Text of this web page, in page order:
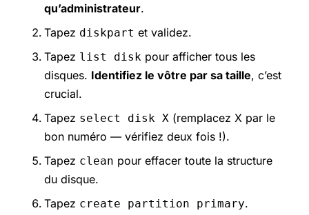
qu’administrateur.
Tapez diskpart et validez.
Tapez list disk pour afficher tous les
disques. Identifiez le vôtre par sa taille, c’est
crucial.
Tapez select disk X (remplacez X par le
bon numéro — vérifiez deux fois !).
Tapez clean pour effacer toute la structure
du disque.
Tapez create partition primary.